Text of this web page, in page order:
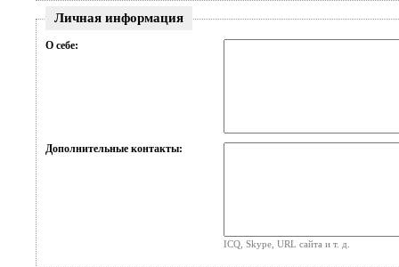
Личная информация
О себе:
Дополнительные контакты:
ICQ, Skype, URL сайта и т. д.